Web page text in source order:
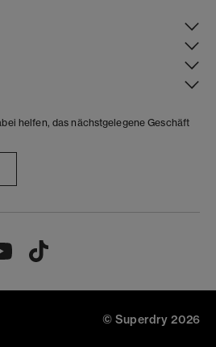
helfen, das nächstgelegene Geschäft
© Superdry 2026